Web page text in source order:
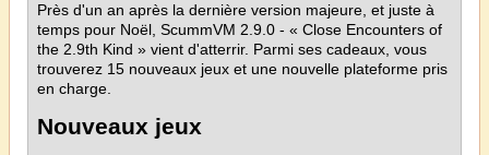
Près d'un an après la dernière version majeure, et juste à
temps pour Noël, ScummVM 2.9.0 - « Close Encounters of
the 2.9th Kind » vient d'atterrir. Parmi ses cadeaux, vous
trouverez 15 nouveaux jeux et une nouvelle plateforme pris
en charge.
Nouveaux jeux